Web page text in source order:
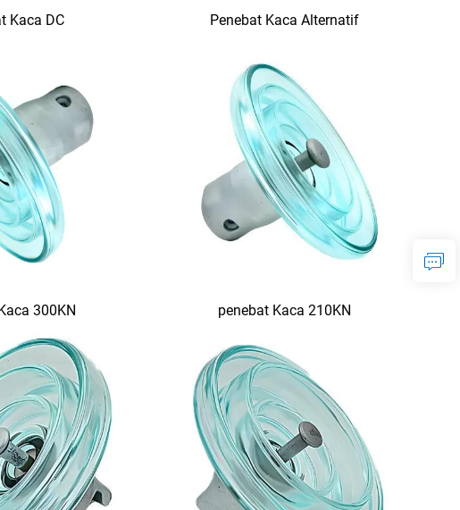
Kaca DC Penebat Kaca Alternatif
300KN penebat Kaca 210KN